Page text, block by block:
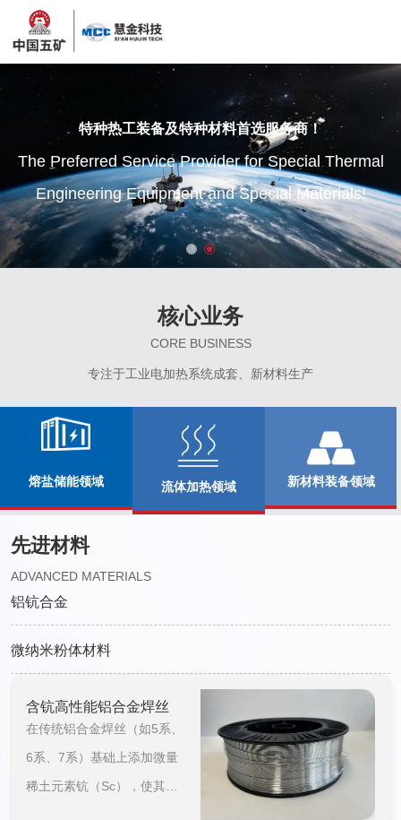
Thermal
热工装备及特种材料首选服务商！
Service Provider for Special Thermal
Equipment and Special Materials!
特种热工装备及特种材料首选服务
The Preferred Service Provider for
Engineering Equipment and Special
核心业务
CORE BUSINESS
专注于工业电加热系统成套、新材料生产
熔盐储能领域 流体加热领域 新材料装备领域
先进材料
ADVANCED MATERIALS
铝钪合金
微纳米粉体材料
含钪高性能铝合金焊丝
在传统铝合金焊丝（如5系、
6系、7系）基础上添加微量
稀土元素钪（Sc），使其焊